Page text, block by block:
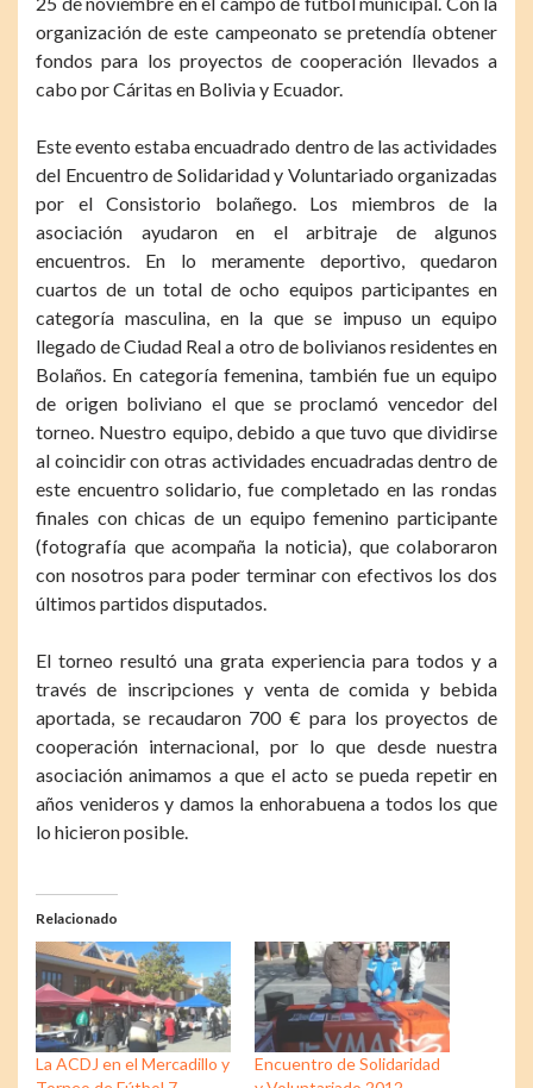
organización de este campeonato se pretendía obtener
fondos para los proyectos de cooperación llevados a
cabo por Cáritas en Bolivia y Ecuador.
Este evento estaba encuadrado dentro de las actividades
del Encuentro de Solidaridad y Voluntariado organizadas
por el Consistorio bolañego. Los miembros de la
asociación ayudaron en el arbitraje de algunos
encuentros. En lo meramente deportivo, quedaron
cuartos de un total de ocho equipos participantes en
categoría masculina, en la que se impuso un equipo
llegado de Ciudad Real a otro de bolivianos residentes en
Bolaños. En categoría femenina, también fue un equipo
de origen boliviano el que se proclamó vencedor del
torneo. Nuestro equipo, debido a que tuvo que dividirse
al coincidir con otras actividades encuadradas dentro de
este encuentro solidario, fue completado en las rondas
finales con chicas de un equipo femenino participante
(fotografía que acompaña la noticia), que colaboraron
con nosotros para poder terminar con efectivos los dos
últimos partidos disputados.
El torneo resultó una grata experiencia para todos y a
través de inscripciones y venta de comida y bebida
aportada, se recaudaron 700 € para los proyectos de
cooperación internacional, por lo que desde nuestra
asociación animamos a que el acto se pueda repetir en
años venideros y damos la enhorabuena a todos los que
lo hicieron posible.
Relacionado
La ACDJ en el Mercadillo y
Encuentro de Solidaridad